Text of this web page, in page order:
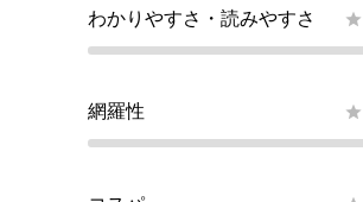
わかりやすさ・読みやすさ 
網羅性 